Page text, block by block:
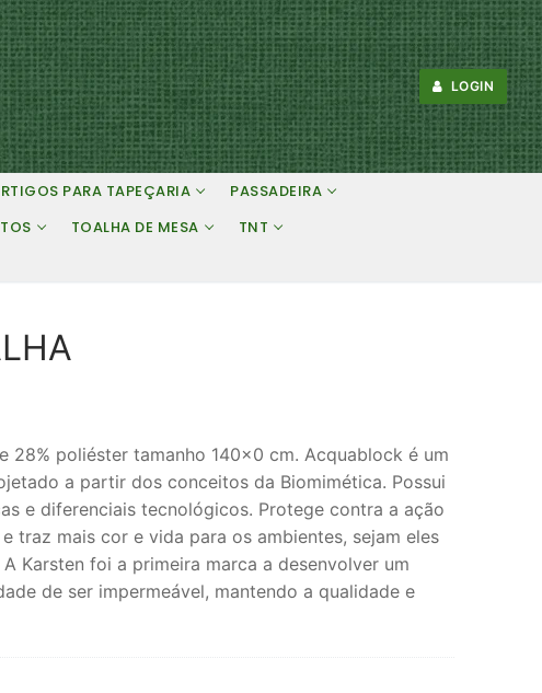
LOGIN
PARA TAPEÇARIA
PASSADEIRA
TOALHA DE MESA
TNT
28% poliéster tamanho 140×0 cm. Acquablock é um
a partir dos conceitos da Biomimética. Possui
e diferenciais tecnológicos. Protege contra a ação
traz mais cor e vida para os ambientes, sejam eles
Karsten foi a primeira marca a desenvolver um
de ser impermeável, mantendo a qualidade e